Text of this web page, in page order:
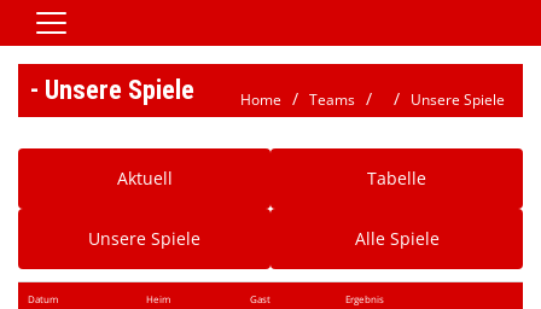
Home
Vereinsnews
Spielbetrieb
Verein/Satzung
- Unsere Spiele Home Teams Unsere Spiele
Aktuell Tabelle
Unsere Spiele Alle Spiele
Datum Heim Gast Ergebnis